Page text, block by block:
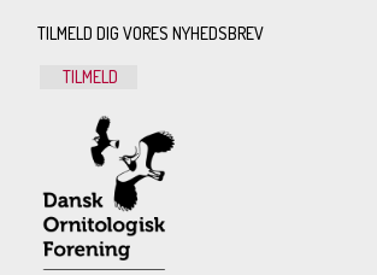
TILMELD DIG VORES NYHEDSBREV
TILMELD